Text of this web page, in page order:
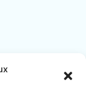
sale